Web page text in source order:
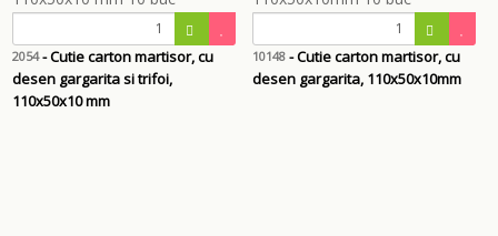
2054- Cutie carton martisor, cu
desen gargarita si trifoi,
110x50x10 mm
10148- Cutie carton martisor, cu
desen gargarita, 110x50x10mm